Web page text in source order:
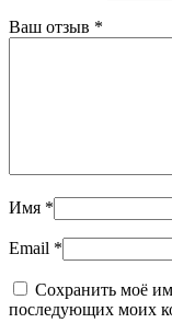
Ваш отзыв *
Имя *
Email *
Сохранить моё
последующих моих